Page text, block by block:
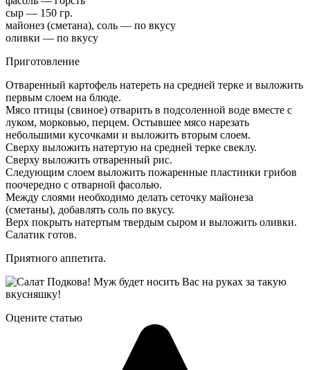
сыр — 150 гр.
майонез (сметана), соль — по вкусу
оливки — по вкусу
Приготовление
Отваренный картофель натереть на средней терке и выложить
первым слоем на блюде.
Мясо птицы (свиное) отварить в подсоленной воде вместе с
луком, морковью, перцем. Остывшее мясо нарезать
небольшими кусочками и выложить вторым слоем.
Сверху выложить натертую на средней терке свеклу.
Сверху выложить отваренный рис.
Следующим слоем выложить пожаренные пластинки грибов
поочередно с отварной фасолью.
Между слоями необходимо делать сеточку майонеза
(сметаны), добавлять соль по вкусу.
Верх покрыть натертым твердым сыром и выложить оливки.
Салатик готов.
Приятного аппетита.
Оцените статью